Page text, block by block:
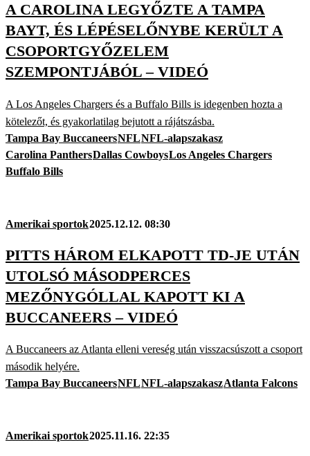
A CAROLINA LEGYŐZTE A TAMPA
BAYT, ÉS LÉPÉSELŐNYBE KERÜLT A
CSOPORTGYŐZELEM
SZEMPONTJÁBÓL – VIDEÓ
A Los Angeles Chargers és a Buffalo Bills is idegenben hozta a
kötelezőt, és gyakorlatilag bejutott a rájátszásba.
Tampa Bay BuccaneersNFLNFL-alapszakasz
Carolina PanthersDallas CowboysLos Angeles Chargers
Buffalo Bills
Amerikai sportok2025.12.12. 08:30
PITTS HÁROM ELKAPOTT TD-JE UTÁN
UTOLSÓ MÁSODPERCES
MEZŐNYGÓLLAL KAPOTT KI A
BUCCANEERS – VIDEÓ
A Buccaneers az Atlanta elleni vereség után visszacsúszott a csoport
második helyére.
Tampa Bay BuccaneersNFLNFL-alapszakaszAtlanta Falcons
Amerikai sportok2025.11.16. 22:35